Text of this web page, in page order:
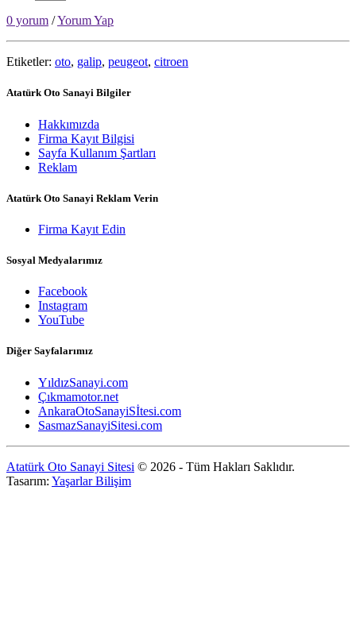
0 yorum /Yorum Yap
Etiketler: oto, galip, peugeot, citroen
Atatürk Oto Sanayi Bilgiler
Hakkımızda
Firma Kayıt Bilgisi
Sayfa Kullanım Şartları
Reklam
Atatürk Oto Sanayi Reklam Verin
Firma Kayıt Edin
Sosyal Medyalarımız
Facebook
Instagram
YouTube
Diğer Sayfalarımız
YıldızSanayi.com
Çıkmamotor.net
AnkaraOtoSanayiSİtesi.com
SasmazSanayiSitesi.com
Atatürk Oto Sanayi Sitesi © 2026 - Tüm Hakları Saklıdır.
Tasarım: Yaşarlar Bilişim